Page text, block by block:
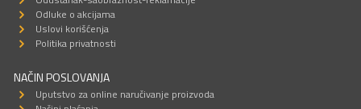
Odluke o akcijama
Uslovi korišćenja
Politika privatnosti
NAČIN POSLOVANJA
Uputstvo za online naručivanje proizvoda